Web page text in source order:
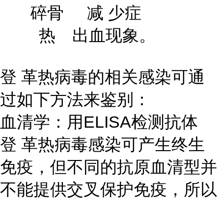
碎骨
热
减 少症
出血现象。
登 革热病毒的相关感染可通
过如下方法来鉴别：
血清学：用ELISA检测抗体
登 革热病毒感染可产生终生
免疫，但不同的抗原血清型并
不能提供交叉保护免疫，所以